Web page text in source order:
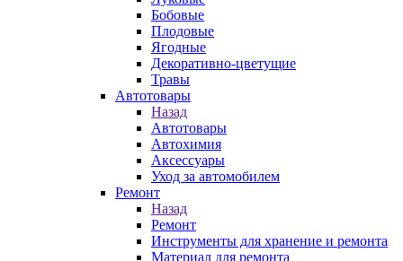
Бобовые
Плодовые
Ягодные
Декоративно-цветущие
Травы
Автотовары
Назад
Автотовары
Автохимия
Аксессуары
Уход за автомобилем
Ремонт
Назад
Ремонт
Инструменты для хранение и ремонта
Материал для ремонта